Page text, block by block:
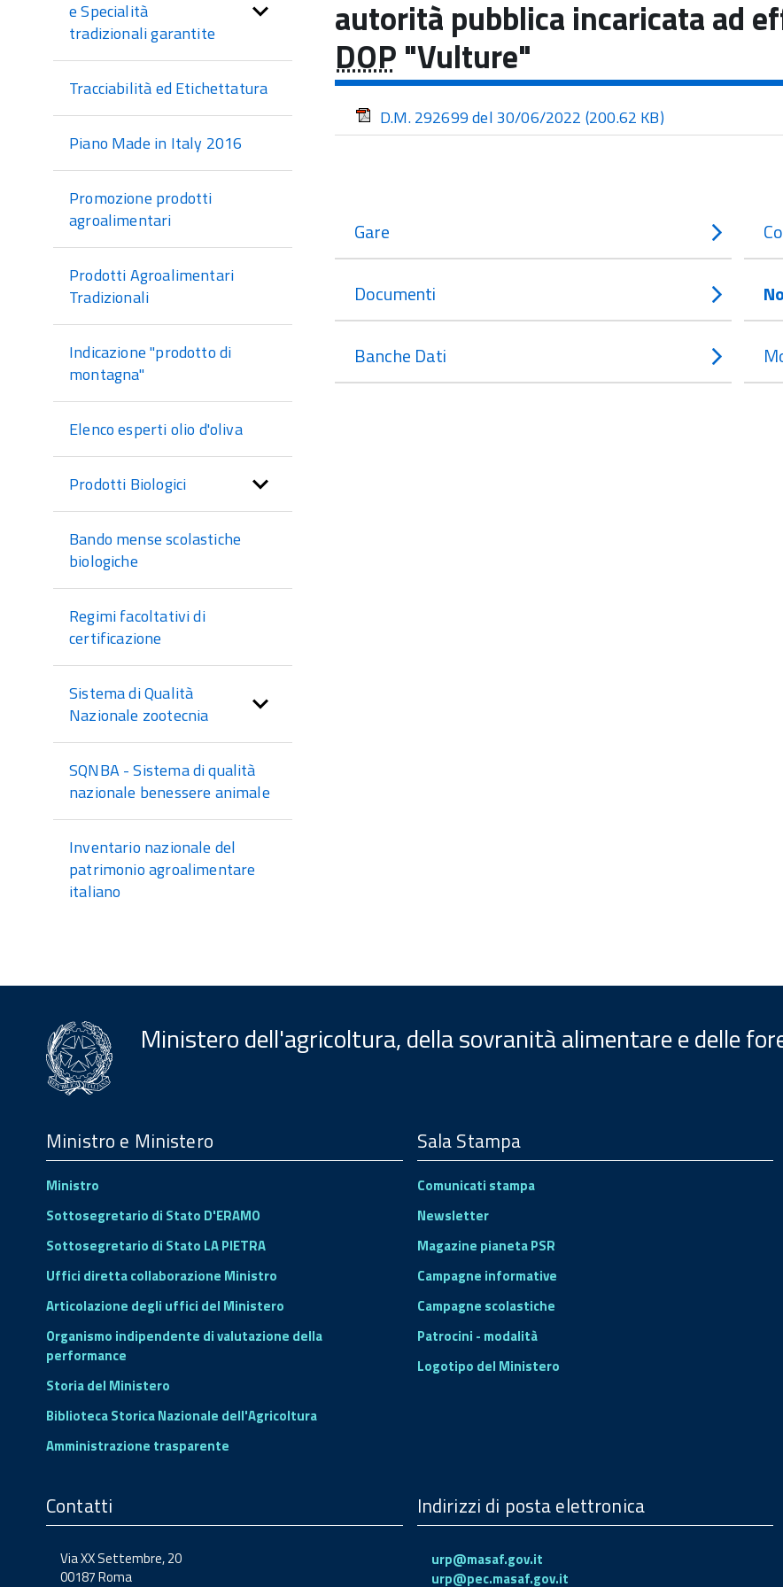
sezione
e Specialità
tradizionali garantite
Tracciabilità ed Etichettatura
Piano Made in Italy 2016
Promozione prodotti
agroalimentari
Prodotti Agroalimentari
Tradizionali
Indicazione "prodotto di
montagna"
Elenco esperti olio d'oliva
Prodotti Biologici
Bando mense scolastiche
biologiche
Regimi facoltativi di
certificazione
Sistema di Qualità
Nazionale zootecnia
SQNBA - Sistema di qualità
nazionale benessere animale
Inventario nazionale del
patrimonio agroalimentare
italiano
autorità pubblica incaricata ad
DOP "Vulture"
D.M. 292699 del 30/06/2022 (200.62 KB)
Gare
Documenti
Banche Dati
Ministero dell'agricoltura, della sovranità alimentare e delle
Footer
Ministro e Ministero
Ministro
Sottosegretario di Stato D'ERAMO
Sottosegretario di Stato LA PIETRA
Uffici diretta collaborazione Ministro
Articolazione degli uffici del Ministero
Organismo indipendente di valutazione della
performance
Storia del Ministero
Biblioteca Storica Nazionale dell'Agricoltura
Amministrazione trasparente
Sala Stampa
Comunicati stampa
Newsletter
Magazine pianeta PSR
Campagne informative
Campagne scolastiche
Patrocini - modalità
Logotipo del Ministero
Contatti
Via XX Settembre, 20
00187 Roma
Indirizzi di posta elettronica
urp@masaf.gov.it
urp@pec.masaf.gov.it